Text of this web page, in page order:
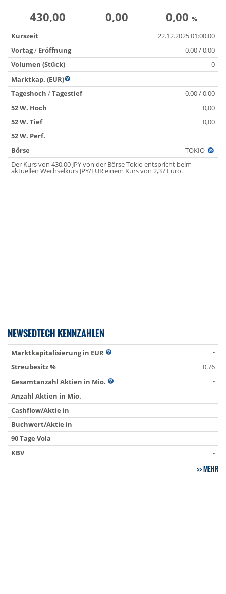
430,00 0,00 0,00 %
Kurszeit
22.12.2025 01:00:00
Vortag/ Eröffnung
0,00 / 0,00
Volumen (Stück)
0
Marktkap. (EUR)
Tageshoch /Tagestief
0,00 / 0,00
52 W. Hoch
0,00
52 W. Tief
0,00
52 W. Perf.
Börse
TOKIO
Der Kurs von 430,00 JPY von der Börse Tokio entspricht beim
aktuellen Wechselkurs JPY/EUR einem Kurs von 2,37 Euro.
NEWSEDTECH KENNZAHLEN
Marktkapitalisierung in EUR
-
Streubesitz %
0.76
Gesamtanzahl Aktien in Mio.
-
Anzahl Aktien in Mio.
-
Cashflow/Aktie in
-
Buchwert/Aktie in
-
90 Tage Vola
-
KBV
-
MEHR